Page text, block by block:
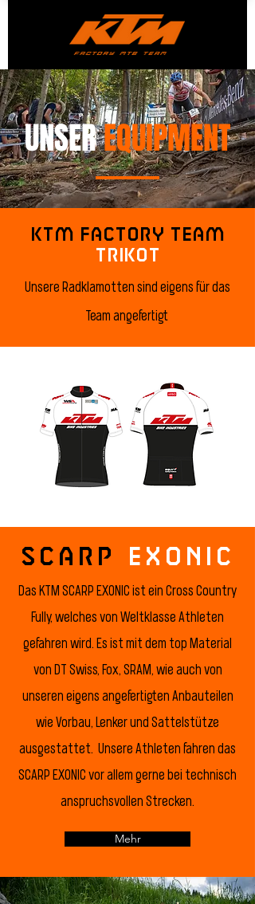
KTM FACTORY TEAM
TRIKOT
Unsere Radklamotten sind eigens für das
Team angefertigt
SCARP EXONIC
Das KTM SCARP EXONIC ist ein Cross Country
Fully, welches von Weltklasse Athleten
gefahren wird. Es ist mit dem top Material
von DT Swiss, Fox, SRAM, wie auch von
unseren eigens angefertigten Anbauteilen
wie Vorbau, Lenker und Sattelstütze
ausgestattet. Unsere Athleten fahren das
SCARP EXONIC vor allem gerne bei technisch
anspruchsvollen Strecken.
Mehr
UNSEREQUIPMENT